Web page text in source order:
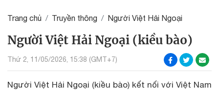
Trang chủ Truyền thông Người Việt Hải Ngoại
Người Việt Hải Ngoại (kiều bào)
Thứ 2, 11/05/2026, 15:38 (GMT+7)
Người Việt Hải Ngoại (kiều bào) kết nối với Việt Nam